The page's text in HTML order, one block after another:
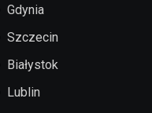
Gdynia
Szczecin
Białystok
Lublin